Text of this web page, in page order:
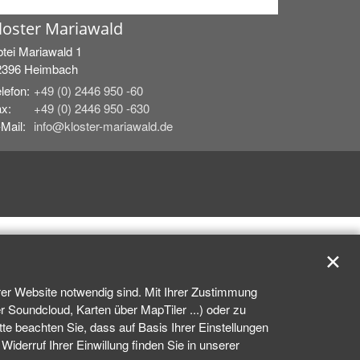
Mariawald
Mariawald 1
Heimbach
+49 (0) 2446 950 -60
+49 (0) 2446 950 -630
info@kloster-mariawald.de
Website notwendig sind. Mit Ihrer Zustimmung
Karten über MapTiler ...) oder zu
beachten Sie, dass auf Basis Ihrer Einstellungen
Ihrer Einwillung finden Sie in unserer
✕